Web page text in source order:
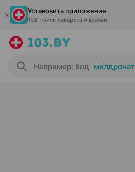
Установить приложение
103: поиск лекарств и врачей
Например: йод, милдронат